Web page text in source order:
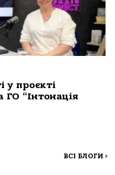
у проєкті
ГО “Інтонація
ВСІ БЛОГИ >